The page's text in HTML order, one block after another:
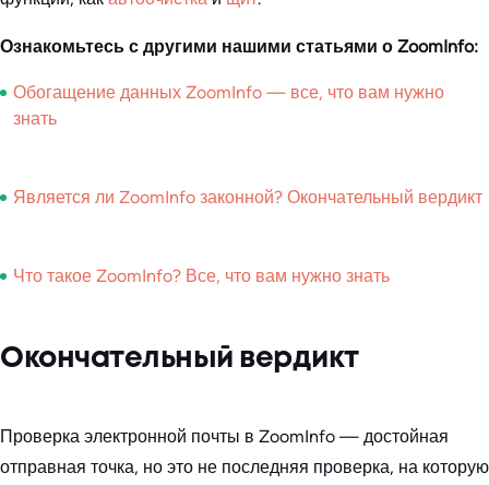
Ознакомьтесь с другими нашими статьями о ZoomInfo:
Обогащение данных ZoomInfo — все, что вам нужно
знать
Является ли ZoomInfo законной? Окончательный вердикт
Что такое ZoomInfo? Все, что вам нужно знать
Окончательный вердикт
Проверка электронной почты в ZoomInfo — достойная
отправная точка, но это не последняя проверка, на которую